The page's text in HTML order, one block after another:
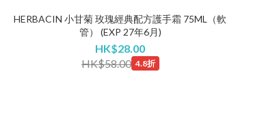
HERBACIN 小甘菊 玫瑰經典配方護手霜 75ML（軟
管） (EXP 27年6月)
HK$28.00
HK$58.00 4.8折